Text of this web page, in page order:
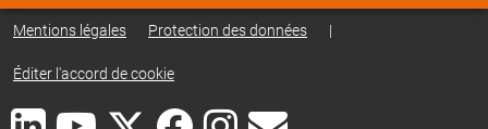
Mentions légales Protection des données |
Éditer l'accord de cookie